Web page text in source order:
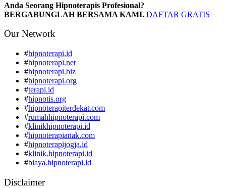
Anda Seorang Hipnoterapis Profesional?
BERGABUNGLAH BERSAMA KAMI. DAFTAR GRATIS
Our Network
#hipnoterapi.id
#hipnoterapi.net
#hipnoterapi.biz
#hipnoterapi.org
#terapi.id
#hipnotis.org
#hipnoterapiterdekat.com
#rumahhipnoterapi.com
#klinikhipnoterapi.id
#hipnoterapianak.com
#hipnoterapijogja.id
#klinik.hipnoterapi.id
#biaya.hipnoterapi.id
Disclaimer